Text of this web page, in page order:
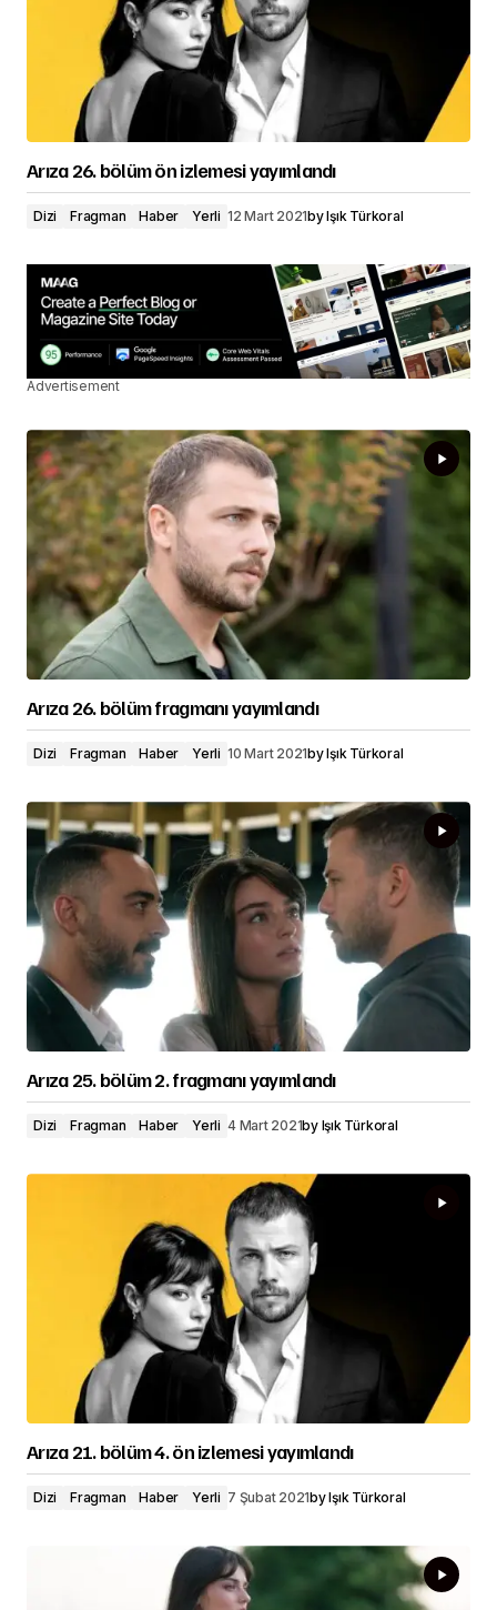
Arıza 26. bölüm ön izlemesi yayımlandı
Dizi Fragman Haber Yerli 12 Mart 2021byIşık Türkoral
Advertisement
Arıza 26. bölüm fragmanı yayımlandı
Dizi Fragman Haber Yerli 10 Mart 2021byIşık Türkoral
Arıza 25. bölüm 2. fragmanı yayımlandı
Dizi Fragman Haber Yerli 4 Mart 2021by Işık Türkoral
Arıza 21. bölüm 4. ön izlemesi yayımlandı
Dizi Fragman Haber Yerli 7 Şubat 2021byIşık Türkoral